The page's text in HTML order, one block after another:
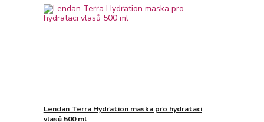
Lendan Terra Hydration maska pro hydrataci
vlasů 500 ml